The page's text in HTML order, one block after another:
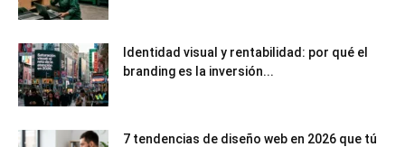
Identidad visual y rentabilidad: por qué el
branding es la inversión...
7 tendencias de diseño web en 2026 que tú